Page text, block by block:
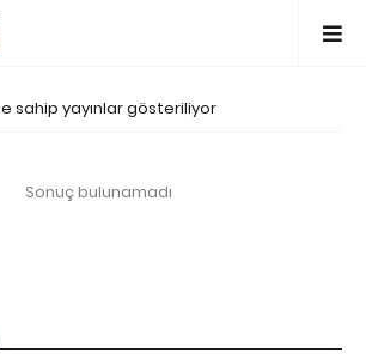
sahip yayınlar gösteriliyor
Sonuç bulunamadı